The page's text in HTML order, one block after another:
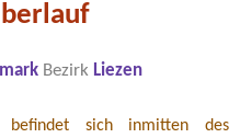
Bezirk Liezen
befindet sich inmitten des